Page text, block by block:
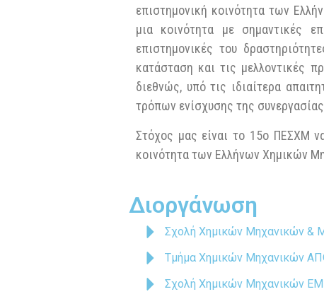
επιστημονική κοινότητα των
μια κοινότητα με σημαντικές
επιστημονικές του
κατάσταση και τις μελλοντικές
διεθνώς, υπό τις ιδιαίτερα
τρόπων ενίσχυσης της
Στόχος μας είναι το 15ο ΠΕΣΧΜ
κοινότητα των Ελλήνων Χημικών
Διοργάνωση
Σχολή Χημικών Μηχανικών &
Τμήμα Χημικών Μηχανικών
Σχολή Χημικών Μηχανικών